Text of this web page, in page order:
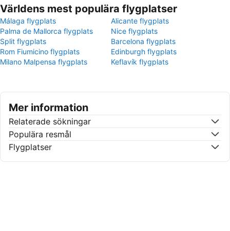
Världens mest populära flygplatser
Málaga flygplats
Alicante flygplats
Palma de Mallorca flygplats
Nice flygplats
Split flygplats
Barcelona flygplats
Rom Fiumicino flygplats
Edinburgh flygplats
Milano Malpensa flygplats
Keflavík flygplats
Mer information
Relaterade sökningar
Populära resmål
Flygplatser